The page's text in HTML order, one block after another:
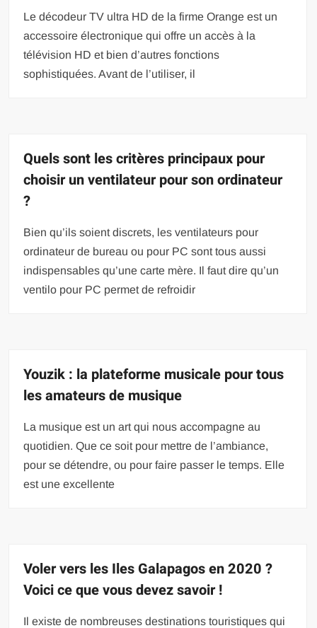
Le décodeur TV ultra HD de la firme Orange est un
accessoire électronique qui offre un accès à la
télévision HD et bien d’autres fonctions
sophistiquées. Avant de l’utiliser, il
Quels sont les critères principaux pour
choisir un ventilateur pour son ordinateur
?
Bien qu’ils soient discrets, les ventilateurs pour
ordinateur de bureau ou pour PC sont tous aussi
indispensables qu’une carte mère. Il faut dire qu’un
ventilo pour PC permet de refroidir
Youzik : la plateforme musicale pour tous
les amateurs de musique
La musique est un art qui nous accompagne au
quotidien. Que ce soit pour mettre de l’ambiance,
pour se détendre, ou pour faire passer le temps. Elle
est une excellente
Voler vers les Iles Galapagos en 2020 ?
Voici ce que vous devez savoir !
Il existe de nombreuses destinations touristiques qui